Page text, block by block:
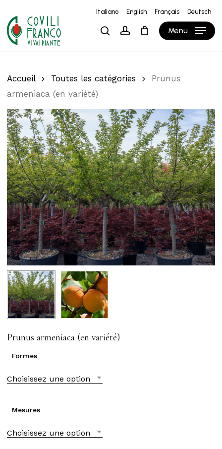
main
content
Italiano English Français Deutsch
searchaccount Menu
Panier Close
Cart
Accueil Toutes les catégories
Prunus
armeniaca (en variété)
Prunus armeniaca (en variété)
Formes
Choisissez une option
Mesures
Choisissez une option